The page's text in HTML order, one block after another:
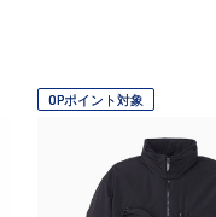
OPポイント対象